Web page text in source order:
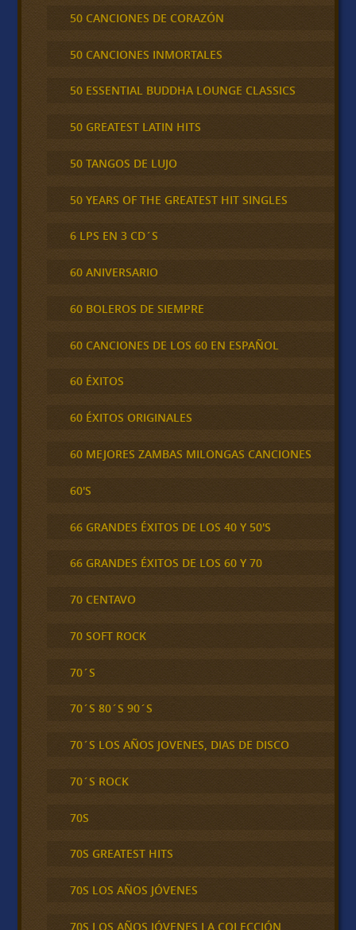
50 CANCIONES DE CORAZÓN
50 CANCIONES INMORTALES
50 ESSENTIAL BUDDHA LOUNGE CLASSICS
50 GREATEST LATIN HITS
50 TANGOS DE LUJO
50 YEARS OF THE GREATEST HIT SINGLES
6 LPS EN 3 CD´S
60 ANIVERSARIO
60 BOLEROS DE SIEMPRE
60 CANCIONES DE LOS 60 EN ESPAÑOL
60 ÉXITOS
60 ÉXITOS ORIGINALES
60 MEJORES ZAMBAS MILONGAS CANCIONES
60'S
66 GRANDES ÉXITOS DE LOS 40 Y 50'S
66 GRANDES ÉXITOS DE LOS 60 Y 70
70 CENTAVO
70 SOFT ROCK
70´S
70´S 80´S 90´S
70´S LOS AÑOS JOVENES, DIAS DE DISCO
70´S ROCK
70S
70S GREATEST HITS
70S LOS AÑOS JÓVENES
70S LOS AÑOS JÓVENES LA COLECCIÓN